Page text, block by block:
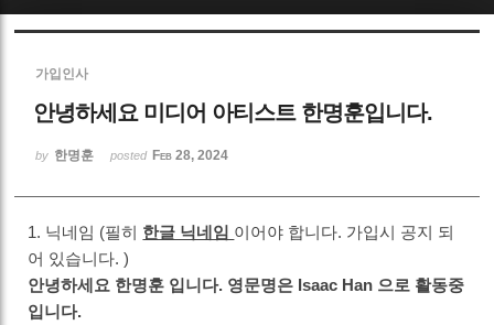
가입인사
안녕하세요 미디어 아티스트 한명훈입니다.
by 한명훈 posted Feb 28, 2024
1. 닉네임 (필히 한글 닉네임 이어야 합니다. 가입시 공지 되
어 있습니다. )
안녕하세요 한명훈 입니다. 영문명은 Isaac Han 으로 활동중
입니다.
Sketchbook5, 스케치북5
Sketchbook5, 스케치북5